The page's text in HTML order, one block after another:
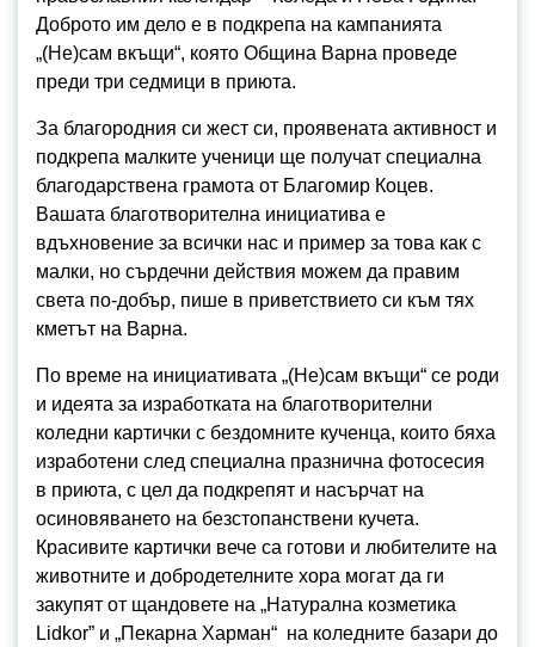
Доброто им дело е в подкрепа на кампанията
„(Не)сам вкъщи“, която Община Варна проведе
преди три седмици в приюта.
За благородния си жест си, проявената активност и
подкрепа малките ученици ще получат специална
благодарствена грамота от Благомир Коцев.
Вашата благотворителна инициатива е
вдъхновение за всички нас и пример за това как с
малки, но сърдечни действия можем да правим
света по-добър, пише в приветствието си към тях
кметът на Варна.
По време на инициативата „(Не)сам вкъщи“ се роди
и идеята за изработката на благотворителни
коледни картички с бездомните кученца, които бяха
изработени след специална празнична фотосесия
в приюта, с цел да подкрепят и насърчат на
осиновяването на безстопанствени кучета.
Красивите картички вече са готови и любителите на
животните и добродетелните хора могат да ги
закупят от щандовете на „Натурална козметика
Lidkor” и „Пекарна Харман“ на коледните базари до